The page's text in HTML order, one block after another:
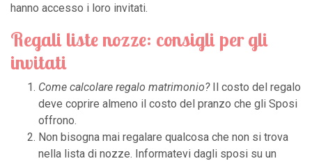
hanno accesso i loro invitati.
Regali liste nozze: consigli per gli
invitati
Come calcolare regalo matrimonio?Il costo del regalo
deve coprire almeno il costo del pranzo che gli Sposi
offrono.
Non bisogna mai regalare qualcosa che non si trova
nella lista di nozze. Informatevi dagli sposi su un